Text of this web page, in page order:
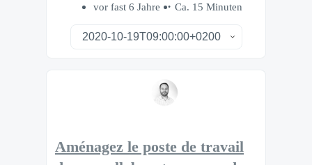
vor fast 6 Jahre Ca. 15 Minuten
Aménagez le poste de travail